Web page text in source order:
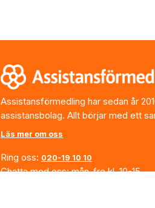
Assistansförmedling har sedan år
assistansbolag. Allt börjar med ett
Läs mer om oss
Ring oss: 020-19 10 10
Chatta med oss: mån-fre kl. 10-15